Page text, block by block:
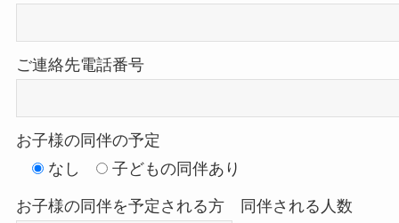
ご連絡先電話番号
お子様の同伴の予定
なし
子どもの同伴あり
お子様の同伴を予定される方 同伴される人数